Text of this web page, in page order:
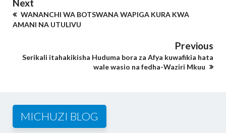
Next
WANANCHI WA BOTSWANA WAPIGA KURA KWA
AMANI NA UTULIVU
Previous
Serikali itahakikisha Huduma bora za Afya kuwafikia hata
wale wasio na fedha-Waziri Mkuu
MICHUZI BLOG